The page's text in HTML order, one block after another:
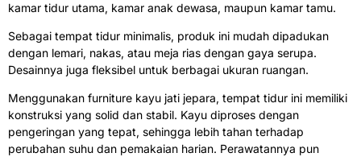
kamar tidur utama, kamar anak dewasa, maupun kamar tamu.
Sebagai tempat tidur minimalis, produk ini mudah dipadukan
dengan lemari, nakas, atau meja rias dengan gaya serupa.
Desainnya juga fleksibel untuk berbagai ukuran ruangan.
Menggunakan furniture kayu jati jepara, tempat tidur ini memiliki
konstruksi yang solid dan stabil. Kayu diproses dengan
pengeringan yang tepat, sehingga lebih tahan terhadap
perubahan suhu dan pemakaian harian. Perawatannya pun